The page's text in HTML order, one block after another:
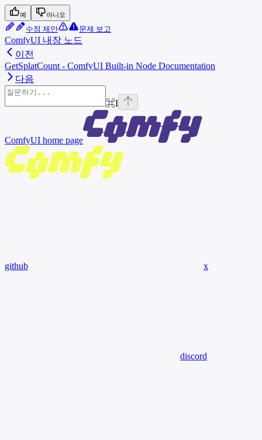
예 아니오
수정 제안 문제 보고
ComfyUI 내장 노드
이전
GetSplatCount - ComfyUI Built-in Node Documentation
다음
⌘I
ComfyUI home page
github x
discord